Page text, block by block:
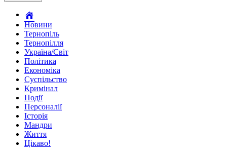
Новини
Тернопіль
Тернопілля
Україна/Світ
Політика
Економіка
Суспільство
Кримінал
Події
Персоналії
Історія
Мандри
Життя
Цікаво!